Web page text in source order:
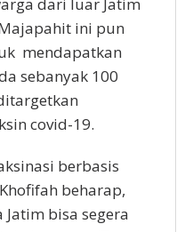
ini pun
mendapatkan
sebanyak 100
covid-19.
berbasis
beharap,
bisa segera